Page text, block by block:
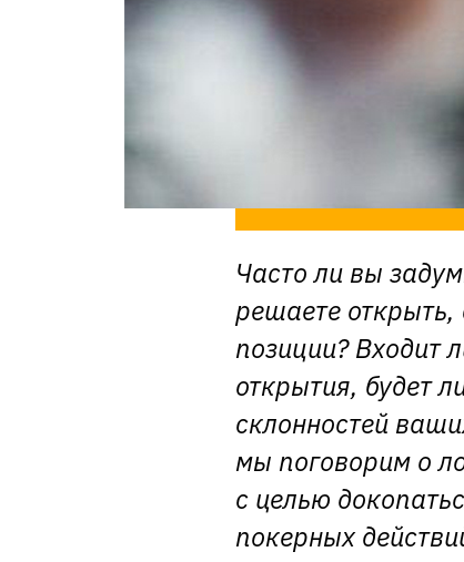
Часто ли вы
решаете
позиции? Входит
открытия, будет
склонностей
мы поговорим о
с целью
покерных